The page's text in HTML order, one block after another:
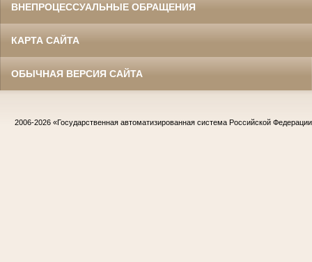
ВНЕПРОЦЕССУАЛЬНЫЕ ОБРАЩЕНИЯ
КАРТА САЙТА
ОБЫЧНАЯ ВЕРСИЯ САЙТА
2006-2026 «Государственная автоматизированная система Российской